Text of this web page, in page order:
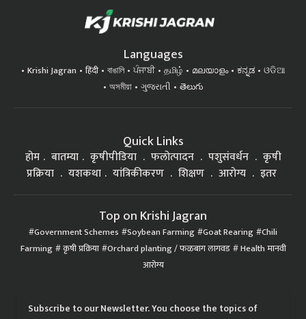
Languages
Krishi Jagran हिंदी বাঙালি ਪੰਜਾਬੀ தமிழ் മലയാളം ಕನ್ನಡ
ଓଡିଆ
অসমীয়া
ગુજરાતી తెలుగు
Quick Links
होम बातम्या कृषीपीडिया फलोत्पादन पशुसंवर्धन
कृषी
प्रक्रिया
यशकथा यांत्रिकीकरण शिक्षण आरोग्य इतर
Top on Krishi Jagran
Government Schemes Soybean Farming Goat Rearing Chili
Farming कृषी प्रक्रिया Orchard planting / फळबाग लागवड Health मानवी
आरोग्य
Subscribe to our Newsletter. You choose the topics of